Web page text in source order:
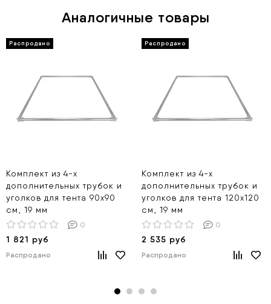
Аналогичные товары
Комплект из 4-х
дополнительных трубок и
уголков для тента 90х90
см, 19 мм
0
1 821 руб
Распродано
Комплект из 4-х
дополнительных трубок и
уголков для тента 120х120
см, 19 мм
0
2 535 руб
Распродано